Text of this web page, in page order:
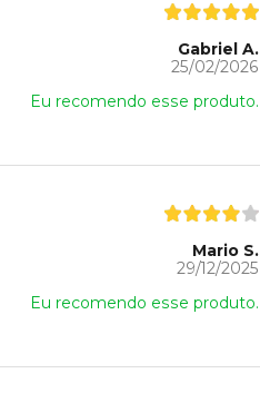
Gabriel A.
25/02/2026
Eu recomendo esse produto.
Mario S.
29/12/2025
Eu recomendo esse produto.